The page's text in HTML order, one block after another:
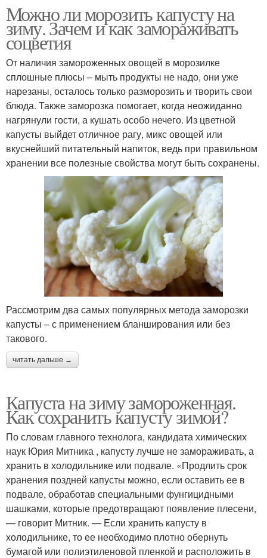
Можно ли морозить капусту на
зиму. Зачем и как замораживать
соцветия
От наличия замороженных овощей в морозилке
сплошные плюсы – мыть продукты не надо, они уже
нарезаны, осталось только разморозить и творить свои
блюда. Также заморозка помогает, когда неожиданно
нагрянули гости, а кушать особо нечего. Из цветной
капусты выйдет отличное рагу, микс овощей или
вкуснейший питательный напиток, ведь при правильном
хранении все полезные свойства могут быть сохранены.
Рассмотрим два самых популярных метода заморозки
капусты – с применением бланширования или без
такового.
читать дальше →
Капуста на зиму замороженная.
Как сохранить капусту зимой?
По словам главного технолога, кандидата химических
наук Юрия Митника , капусту лучше не замораживать, а
хранить в холодильнике или подвале. «Продлить срок
хранения поздней капусты можно, если оставить ее в
подвале, обработав специальными фунгицидными
шашками, которые предотвращают появление плесени,
— говорит Митник. — Если хранить капусту в
холодильнике, то ее необходимо плотно обернуть
бумагой или полиэтиленовой пленкой и расположить в